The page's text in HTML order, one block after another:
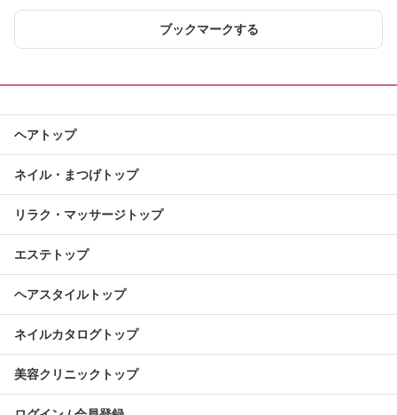
ブックマークする
ヘアトップ
ネイル・まつげトップ
リラク・マッサージトップ
エステトップ
ヘアスタイルトップ
ネイルカタログトップ
美容クリニックトップ